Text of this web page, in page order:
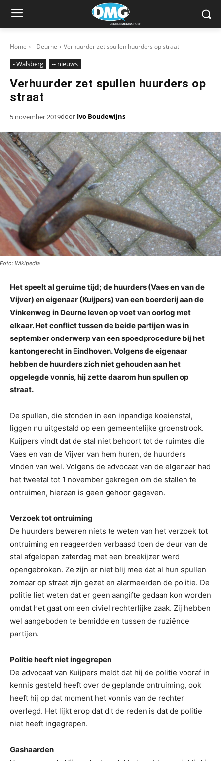
Home - Deurne Verhuurder zet spullen huurders op straat
- Walsberg -- nieuws
Verhuurder zet spullen huurders op
straat
5 november 2019door Ivo Boudewijns
Foto: Wikipedia
Het speelt al geruime tijd; de huurders (Vaes en van de
Vijver) en eigenaar (Kuijpers) van een boerderij aan de
Vinkenweg in Deurne leven op voet van oorlog met
elkaar. Het conflict tussen de beide partijen was in
september onderwerp van een spoedprocedure bij het
kantongerecht in Eindhoven. Volgens de eigenaar
hebben de huurders zich niet gehouden aan het
opgelegde vonnis, hij zette daarom hun spullen op
straat.
De spullen, die stonden in een inpandige koeienstal,
liggen nu uitgestald op een gemeentelijke groenstrook.
Kuijpers vindt dat de stal niet behoort tot de ruimtes die
Vaes en van de Vijver van hem huren, de huurders
vinden van wel. Volgens de advocaat van de eigenaar had
het tweetal tot 1 november gekregen om de stallen te
ontruimen, hieraan is geen gehoor gegeven.
Verzoek tot ontruiming
De huurders beweren niets te weten van het verzoek tot
ontruiming en reageerden verbaasd toen de deur van de
stal afgelopen zaterdag met een breekijzer werd
opengebroken. Ze zijn er niet blij mee dat al hun spullen
zomaar op straat zijn gezet en alarmeerden de politie. De
politie liet weten dat er geen aangifte gedaan kon worden
omdat het gaat om een civiel rechterlijke zaak. Zij hebben
wel aangeboden te bemiddelen tussen de ruziënde
partijen.
Politie heeft niet ingegrepen
De advocaat van Kuijpers meldt dat hij de politie vooraf in
kennis gesteld heeft over de geplande ontruiming, ook
heeft hij op dat moment het vonnis van de rechter
overlegd. Het lijkt erop dat dit de reden is dat de politie
niet heeft ingegrepen.
Gashaarden